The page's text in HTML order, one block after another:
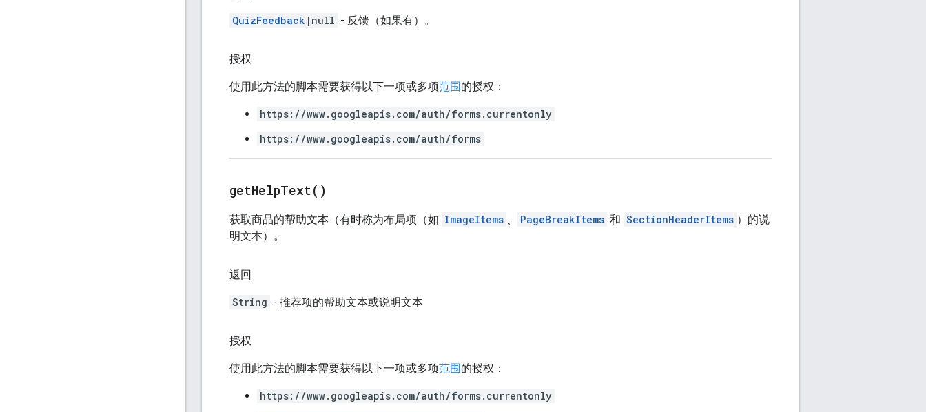
QuizFeedback |null - 反馈（如果有）。
授权
使用此方法的脚本需要获得以下一项或多项范围的授权：
https://www.googleapis.com/auth/forms.currentonly
https://www.googleapis.com/auth/forms
getHelpText( )
获取商品的帮助文本（有时称为布局项（如 ImageItems 、 PageBreakItems 和 SectionHeaderItems ）的说
明文本）。
返回
String - 推荐项的帮助文本或说明文本
授权
使用此方法的脚本需要获得以下一项或多项范围的授权：
https://www.googleapis.com/auth/forms.currentonly